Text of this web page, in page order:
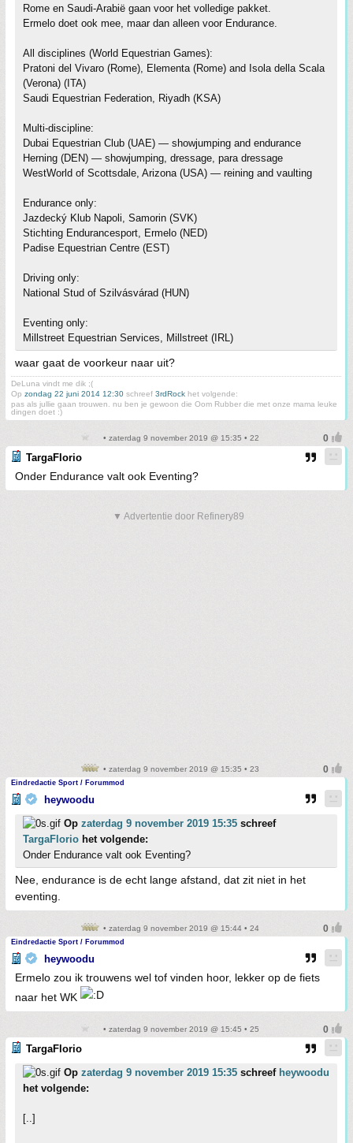
Rome en Saudi-Arabië gaan voor het volledige pakket.
Ermelo doet ook mee, maar dan alleen voor Endurance.
All disciplines (World Equestrian Games):
Pratoni del Vivaro (Rome), Elementa (Rome) and Isola della Scala
(Verona) (ITA)
Saudi Equestrian Federation, Riyadh (KSA)
Multi-discipline:
Dubai Equestrian Club (UAE) — showjumping and endurance
Herning (DEN) — showjumping, dressage, para dressage
WestWorld of Scottsdale, Arizona (USA) — reining and vaulting
Endurance only:
Jazdecký Klub Napoli, Samorin (SVK)
Stichting Endurancesport, Ermelo (NED)
Padise Equestrian Centre (EST)
Driving only:
National Stud of Szilvásvárad (HUN)
Eventing only:
Millstreet Equestrian Services, Millstreet (IRL)
waar gaat de voorkeur naar uit?
DeLuna vindt me dik ;(
Op zondag 22 juni 2014 12:30 schreef 3rdRock het volgende:
pas als jullie gaan trouwen. nu ben je gewoon die Oom Rubber die met onze mama leuke
dingen doet :)
• zaterdag 9 november 2019 @ 15:35 • 22
TargaFlorio
Onder Endurance valt ook Eventing?
▼ Advertentie door Refinery89
• zaterdag 9 november 2019 @ 15:35 • 23
Eindredactie Sport / Forummod
heywoodu
Op zaterdag 9 november 2019 15:35 schreef
TargaFlorio het volgende:
Onder Endurance valt ook Eventing?
Nee, endurance is de echt lange afstand, dat zit niet in het
eventing.
• zaterdag 9 november 2019 @ 15:44 • 24
Eindredactie Sport / Forummod
heywoodu
Ermelo zou ik trouwens wel tof vinden hoor, lekker op de fiets
naar het WK
• zaterdag 9 november 2019 @ 15:45 • 25
TargaFlorio
Op zaterdag 9 november 2019 15:35 schreef heywoodu
het volgende:
[..]